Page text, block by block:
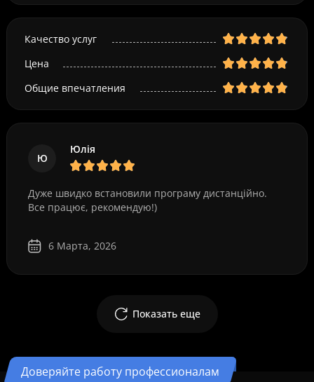
Качество услуг
Цена
Общие впечатления
Ю
Юлія
Дуже швидко встановили програму дистанційно.
Все працює, рекомендую!)
6 Марта, 2026
Показать еще
Доверяйте работу профессионалам